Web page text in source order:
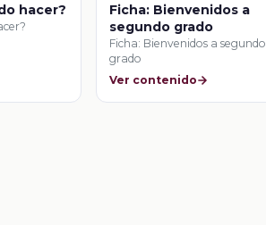
hacer?
Ficha: Bienvenidos a
segundo grado
Ficha: Bienvenidos a segundo
grado
Ver contenido